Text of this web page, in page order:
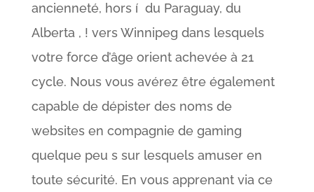
ancienneté, hors í du Paraguay, du
Alberta , ! vers Winnipeg dans lesquels
votre force d’âge orient achevée à 21
cycle. Nous vous avérez être également
capable de dépister des noms de
websites en compagnie de gaming
quelque peu s sur lesquels amuser en
toute sécurité. En vous apprenant via ce